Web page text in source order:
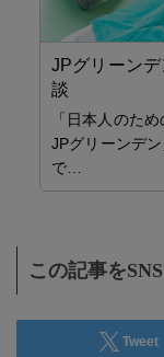
JPグリーン
談
「日本人のた
JPグリーンデ
で…
この記事を
Tweet